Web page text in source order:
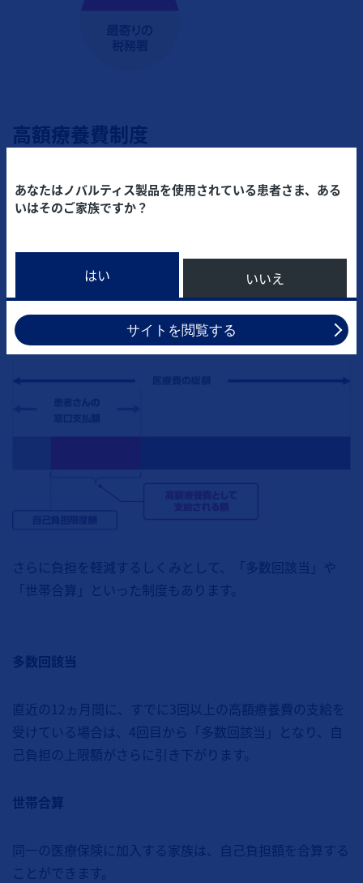
高額療養費制度
1ヵ月間（ある月の1日から末日まで）に支払った医療費の
金額を加入している健康保険から支給される制度です。
※ 年齢や所得によって、最終的な自己負担額となる「自己
負担限度額」が異なります。
さらに負担を軽減するしくみとして、「多数回該当」や
「世帯合算」といった制度もあります。
多数回該当
直近の12ヵ月間に、すでに3回以上の高額療養費の支給を
受けている場合は、4回目から「多数回該当」となり、自
己負担の上限額がさらに引き下がります。
世帯合算
同一の医療保険に加入する家族は、自己負担額を合算する
ことができます。
あなたはノバルティス製品を使用されている患者さま、ある
いはそのご家族ですか？
はい いいえ
サイトを閲覧する